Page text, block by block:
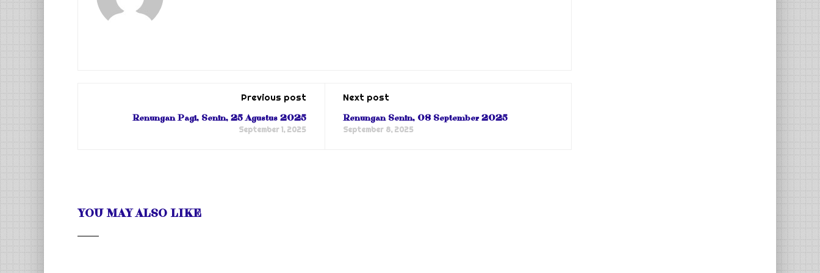
Previous post
Renungan Pagi, Senin, 25 Agustus 2025
September 1, 2025
Next post
Renungan Senin, 08 September 2025
September 8, 2025
YOU MAY ALSO LIKE